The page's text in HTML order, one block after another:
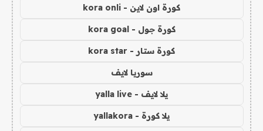
كورة اون لاين - kora onli
كورة جول - kora goal
كورة ستار - kora star
سوريا لايف
يلا لايف - yalla live
يلا كورة - yallakora